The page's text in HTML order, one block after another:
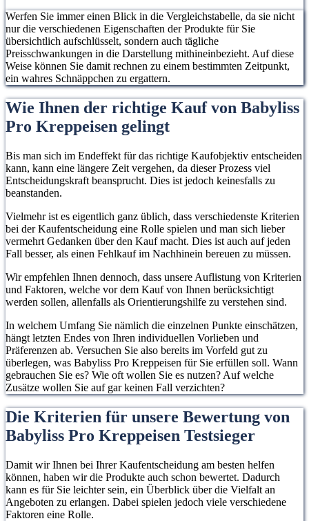
Werfen Sie immer einen Blick in die Vergleichstabelle, da sie nicht
nur die verschiedenen Eigenschaften der Produkte für Sie
übersichtlich aufschlüsselt, sondern auch tägliche
Preisschwankungen in die Darstellung mithineinbezieht. Auf diese
Weise können Sie damit rechnen zu einem bestimmten Zeitpunkt,
ein wahres Schnäppchen zu ergattern.
Wie Ihnen der richtige Kauf von Babyliss
Pro Kreppeisen gelingt
Bis man sich im Endeffekt für das richtige Kaufobjektiv entscheiden
kann, kann eine längere Zeit vergehen, da dieser Prozess viel
Entscheidungskraft beansprucht. Dies ist jedoch keinesfalls zu
beanstanden.
Vielmehr ist es eigentlich ganz üblich, dass verschiedenste Kriterien
bei der Kaufentscheidung eine Rolle spielen und man sich lieber
vermehrt Gedanken über den Kauf macht. Dies ist auch auf jeden
Fall besser, als einen Fehlkauf im Nachhinein bereuen zu müssen.
Wir empfehlen Ihnen dennoch, dass unsere Auflistung von Kriterien
und Faktoren, welche vor dem Kauf von Ihnen berücksichtigt
werden sollen, allenfalls als Orientierungshilfe zu verstehen sind.
In welchem Umfang Sie nämlich die einzelnen Punkte einschätzen,
hängt letzten Endes von Ihren individuellen Vorlieben und
Präferenzen ab. Versuchen Sie also bereits im Vorfeld gut zu
überlegen, was Babyliss Pro Kreppeisen für Sie erfüllen soll. Wann
gebrauchen Sie es? Wie oft wollen Sie es nutzen? Auf welche
Zusätze wollen Sie auf gar keinen Fall verzichten?
Die Kriterien für unsere Bewertung von
Babyliss Pro Kreppeisen Testsieger
Damit wir Ihnen bei Ihrer Kaufentscheidung am besten helfen
können, haben wir die Produkte auch schon bewertet. Dadurch
kann es für Sie leichter sein, ein Überblick über die Vielfalt an
Angeboten zu erlangen. Dabei spielen jedoch viele verschiedene
Faktoren eine Rolle.